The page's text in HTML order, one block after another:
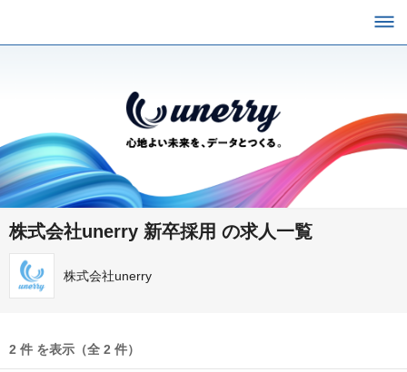
株式会社unerry 新卒採用 の求人一覧
株式会社unerry
2 件 を表示（全 2 件）